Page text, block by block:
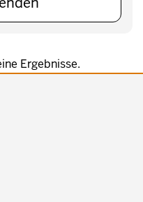
Ergebnisse.